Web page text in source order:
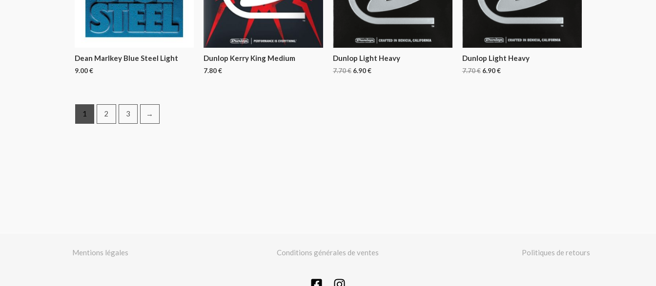
Dean Marlkey Blue Steel Light
9.00€
Dunlop Kerry King Medium
7.80€
Dunlop Light Heavy
7.70€ 6.90€
Dunlop Light Heavy
7.70€ 6.90€
1 2 3 →
Mentions légales Conditions générales de ventes Politiques de retours